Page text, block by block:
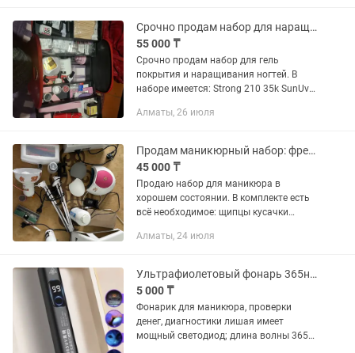
Срочно продам набор для наращивания и гель покрытия
55 000 ₸
Срочно продам набор для гель
покрытия и наращивания ногтей. В
наборе имеется: Strong 210 35k SunUv
большая Настольная лампа Ножницы
Алматы, 26 июля
Продам маникюрный набор: фрезер, вытяжкаи т.д.
45 000 ₸
Продаю набор для маникюра в
хорошем состоянии. В комплекте есть
всё необходимое: щипцы кусачки
качества фрезер вытяжка набор для
Алматы, 24 июля
Ультрафиолетовый фонарь 365нм
5 000 ₸
Фонарик для маникюра, проверки
денег, диагностики лишая имеет
мощный светодиод; длина волны 365